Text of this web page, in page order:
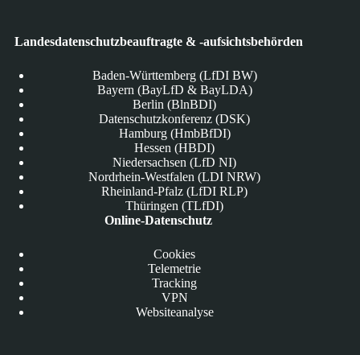
Landesdatenschutzbeauftragte & -aufsichtsbehörden
Baden-Württemberg (LfDI BW)
Bayern (BayLfD & BayLDA)
Berlin (BlnBDI)
Datenschutzkonferenz (DSK)
Hamburg (HmbBfDI)
Hessen (HBDI)
Niedersachsen (LfD NI)
Nordrhein-Westfalen (LDI NRW)
Rheinland-Pfalz (LfDI RLP)
Thüringen (TLfDI)
Online-Datenschutz
Cookies
Telemetrie
Tracking
VPN
Websiteanalyse